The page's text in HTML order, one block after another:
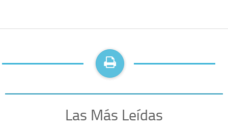
Las Más Leídas